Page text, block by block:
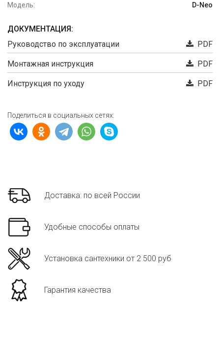
Модель:
D-Neo
ДОКУМЕНТАЦИЯ:
Руководство по эксплуатации
PDF
Монтажная инструкция PDF
Инструкция по уходу PDF
Поделиться в социальных сетях:
Доставка: по всей России
Удобные способы оплаты
Установка сантехники от 2 500 руб
Гарантия качества